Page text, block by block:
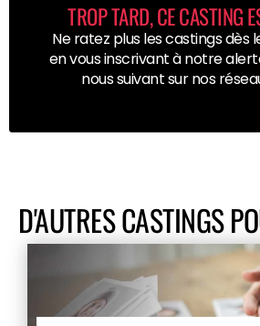
TROP TARD, CE CASTING
Ne ratez plus les castings dès
en vous inscrivant à notre
nous suivant sur nos
D'AUTRES CASTINGS